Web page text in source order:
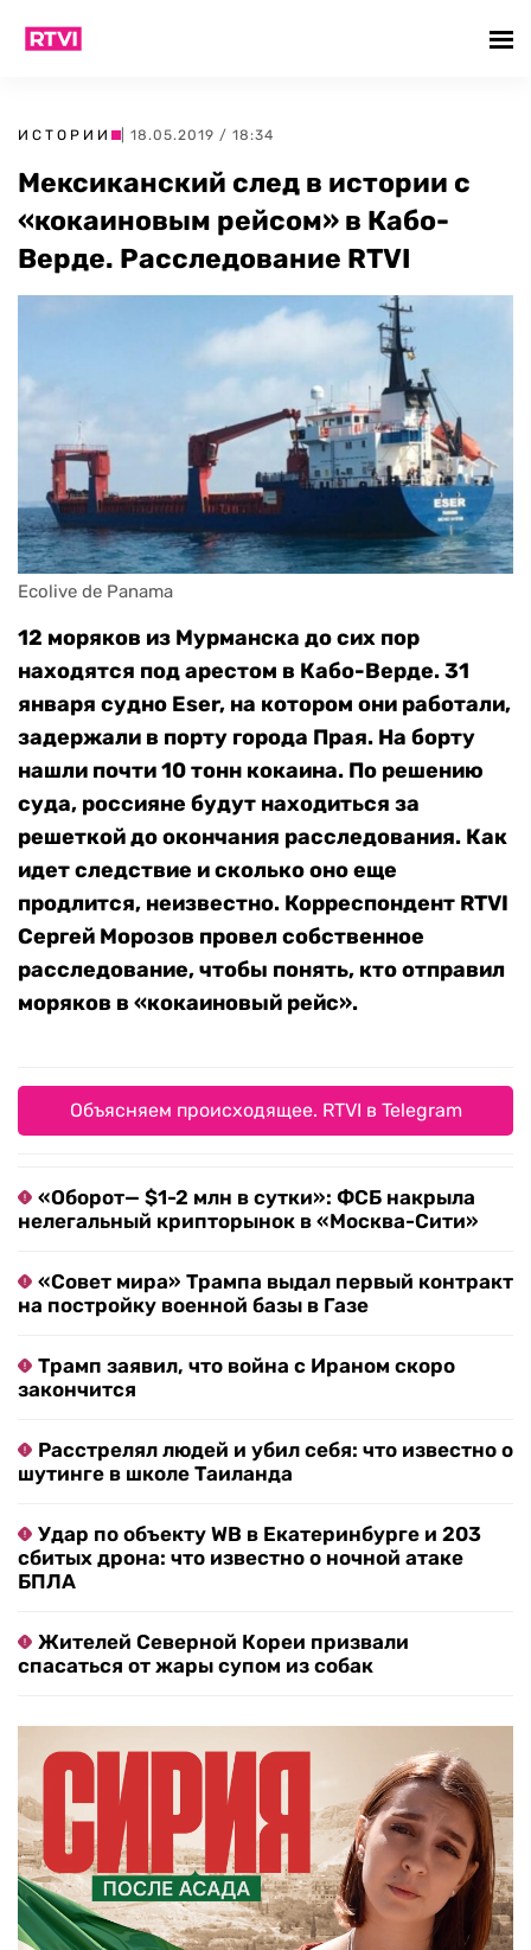
ИСТОРИИ | 18.05.2019 / 18:34
Мексиканский след в истории с
«кокаиновым рейсом» в Кабо-
Верде. Расследование RTVI
Ecolive de Panama
12 моряков из Мурманска до сих пор
находятся под арестом в Кабо-Верде. 31
января судно Eser, на котором они работали,
задержали в порту города Прая. На борту
нашли почти 10 тонн кокаина. По решению
суда, россияне будут находиться за
решеткой до окончания расследования. Как
идет следствие и сколько оно еще
продлится, неизвестно. Корреспондент RTVI
Сергей Морозов провел собственное
расследование, чтобы понять, кто отправил
моряков в «кокаиновый рейс».
Объясняем происходящее. RTVI в Telegram
«Оборот— $1-2 млн в сутки»: ФСБ накрыла
нелегальный крипторынок в «Москва-Сити»
«Совет мира» Трампа выдал первый контракт
на постройку военной базы в Газе
Трамп заявил, что война с Ираном скоро
закончится
Расстрелял людей и убил себя: что известно о
шутинге в школе Таиланда
Удар по объекту WB в Екатеринбурге и 203
сбитых дрона: что известно о ночной атаке
БПЛА
Жителей Северной Кореи призвали
спасаться от жары супом из собак